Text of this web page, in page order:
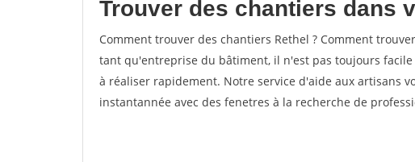
Trouver des chantiers dans
Comment trouver des chantiers Rethel ? Comment
tant qu'entreprise du bâtiment, il n'est pas toujours
à réaliser rapidement. Notre service d'aide aux artisans
instantannée avec des fenetres à la recherche de